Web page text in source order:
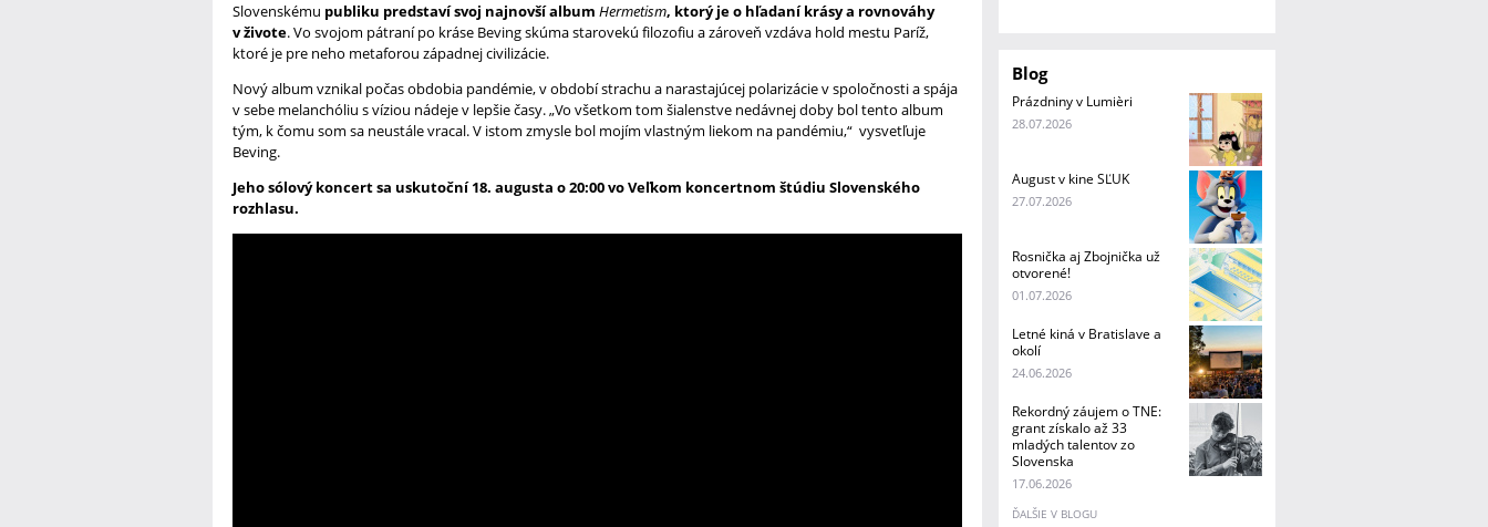
Slovenskému publiku predstaví svoj najnovší album Hermetism, ktorý je o hľadaní krásy a rovnováhy
v živote. Vo svojom pátraní po kráse Beving skúma starovekú filozofiu a zároveň vzdáva hold mestu Paríž,
ktoré je pre neho metaforou západnej civilizácie.
Nový album vznikal počas obdobia pandémie, v období strachu a narastajúcej polarizácie v spoločnosti a spája
v sebe melanchóliu s víziou nádeje v lepšie časy. „Vo všetkom tom šialenstve nedávnej doby bol tento album
tým, k čomu som sa neustále vracal. V istom zmysle bol mojím vlastným liekom na pandémiu,“ vysvetľuje
Beving.
Jeho sólový koncert sa uskutoční 18. augusta o 20:00 vo Veľkom koncertnom štúdiu Slovenského
rozhlasu.
Blog
Prázdniny v Lumièri
28.07.2026
August v kine SĽUK
27.07.2026
Rosnička aj Zbojnička už
otvorené!
01.07.2026
Letné kiná v Bratislave a
okolí
24.06.2026
Rekordný záujem o TNE:
grant získalo až 33
mladých talentov zo
Slovenska
17.06.2026
ĎALŠIE V BLOGU